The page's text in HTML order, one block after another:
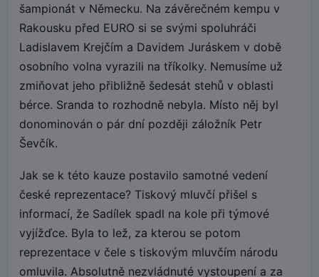
šampionát v Německu. Na závěrečném kempu v
Rakousku před EURO si se svými spoluhráči
Ladislavem Krejčím a Davidem Juráskem v době
osobního volna vyrazili na tříkolky. Nemusíme už
zmiňovat jeho přibližně šedesát stehů v oblasti
bérce. Sranda to rozhodně nebyla. Místo něj byl
donominován o pár dní později záložník Petr
Ševčík.
Jak se k této kauze postavilo samotné vedení
české reprezentace? Tiskový mluvčí přišel s
informací, že Sadílek spadl na kole při týmové
vyjížďce. Byla to lež, za kterou se potom
reprezentace v čele s tiskovým mluvčím národu
omluvila. Absolutně nezvládnuté vystoupení a za